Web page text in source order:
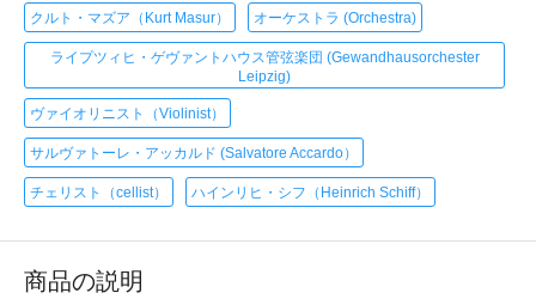
クルト・マズア（Kurt Masur） オーケストラ (Orchestra)
ライプツィヒ・ゲヴァントハウス管弦楽団 (Gewandhausorchester
Leipzig)
ヴァイオリニスト（Violinist）
サルヴァトーレ・アッカルド (Salvatore Accardo）
チェリスト（cellist） ハインリヒ・シフ（Heinrich Schiff）
商品の説明